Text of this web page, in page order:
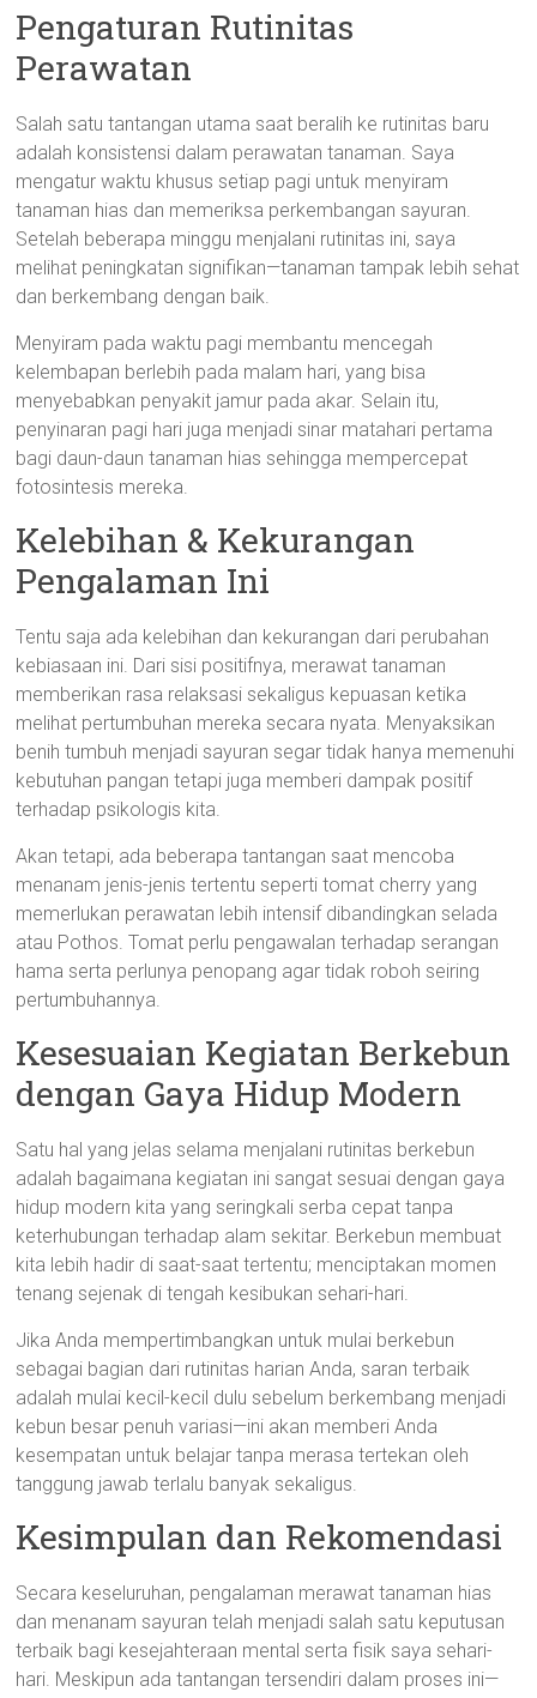
Pengaturan Rutinitas
Perawatan
Salah satu tantangan utama saat beralih ke rutinitas baru
adalah konsistensi dalam perawatan tanaman. Saya
mengatur waktu khusus setiap pagi untuk menyiram
tanaman hias dan memeriksa perkembangan sayuran.
Setelah beberapa minggu menjalani rutinitas ini, saya
melihat peningkatan signifikan—tanaman tampak lebih sehat
dan berkembang dengan baik.
Menyiram pada waktu pagi membantu mencegah
kelembapan berlebih pada malam hari, yang bisa
menyebabkan penyakit jamur pada akar. Selain itu,
penyinaran pagi hari juga menjadi sinar matahari pertama
bagi daun-daun tanaman hias sehingga mempercepat
fotosintesis mereka.
Kelebihan & Kekurangan
Pengalaman Ini
Tentu saja ada kelebihan dan kekurangan dari perubahan
kebiasaan ini. Dari sisi positifnya, merawat tanaman
memberikan rasa relaksasi sekaligus kepuasan ketika
melihat pertumbuhan mereka secara nyata. Menyaksikan
benih tumbuh menjadi sayuran segar tidak hanya memenuhi
kebutuhan pangan tetapi juga memberi dampak positif
terhadap psikologis kita.
Akan tetapi, ada beberapa tantangan saat mencoba
menanam jenis-jenis tertentu seperti tomat cherry yang
memerlukan perawatan lebih intensif dibandingkan selada
atau Pothos. Tomat perlu pengawalan terhadap serangan
hama serta perlunya penopang agar tidak roboh seiring
pertumbuhannya.
Kesesuaian Kegiatan Berkebun
dengan Gaya Hidup Modern
Satu hal yang jelas selama menjalani rutinitas berkebun
adalah bagaimana kegiatan ini sangat sesuai dengan gaya
hidup modern kita yang seringkali serba cepat tanpa
keterhubungan terhadap alam sekitar. Berkebun membuat
kita lebih hadir di saat-saat tertentu; menciptakan momen
tenang sejenak di tengah kesibukan sehari-hari.
Jika Anda mempertimbangkan untuk mulai berkebun
sebagai bagian dari rutinitas harian Anda, saran terbaik
adalah mulai kecil-kecil dulu sebelum berkembang menjadi
kebun besar penuh variasi—ini akan memberi Anda
kesempatan untuk belajar tanpa merasa tertekan oleh
tanggung jawab terlalu banyak sekaligus.
Kesimpulan dan Rekomendasi
Secara keseluruhan, pengalaman merawat tanaman hias
dan menanam sayuran telah menjadi salah satu keputusan
terbaik bagi kesejahteraan mental serta fisik saya sehari-
hari. Meskipun ada tantangan tersendiri dalam proses ini—